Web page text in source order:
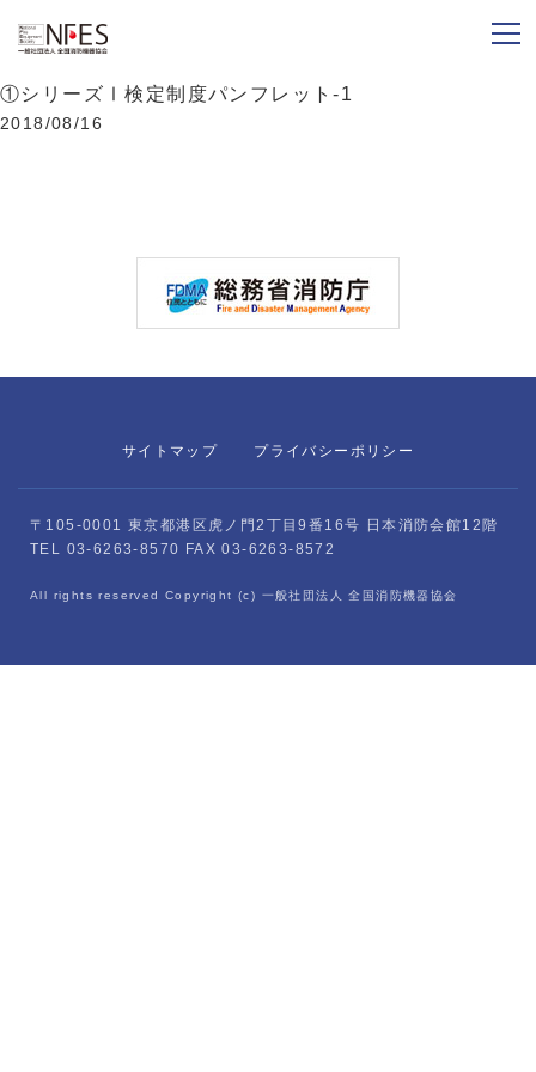
①シリーズⅠ検定制度パンフレット-1
2018/08/16
サイトマップ プライバシーポリシー
〒105-0001 東京都港区虎ノ門2丁目9番16号 日本消防会館12階
TEL 03-6263-8570 FAX 03-6263-8572
All rights reserved Copyright (c) 一般社団法人 全国消防機器協会